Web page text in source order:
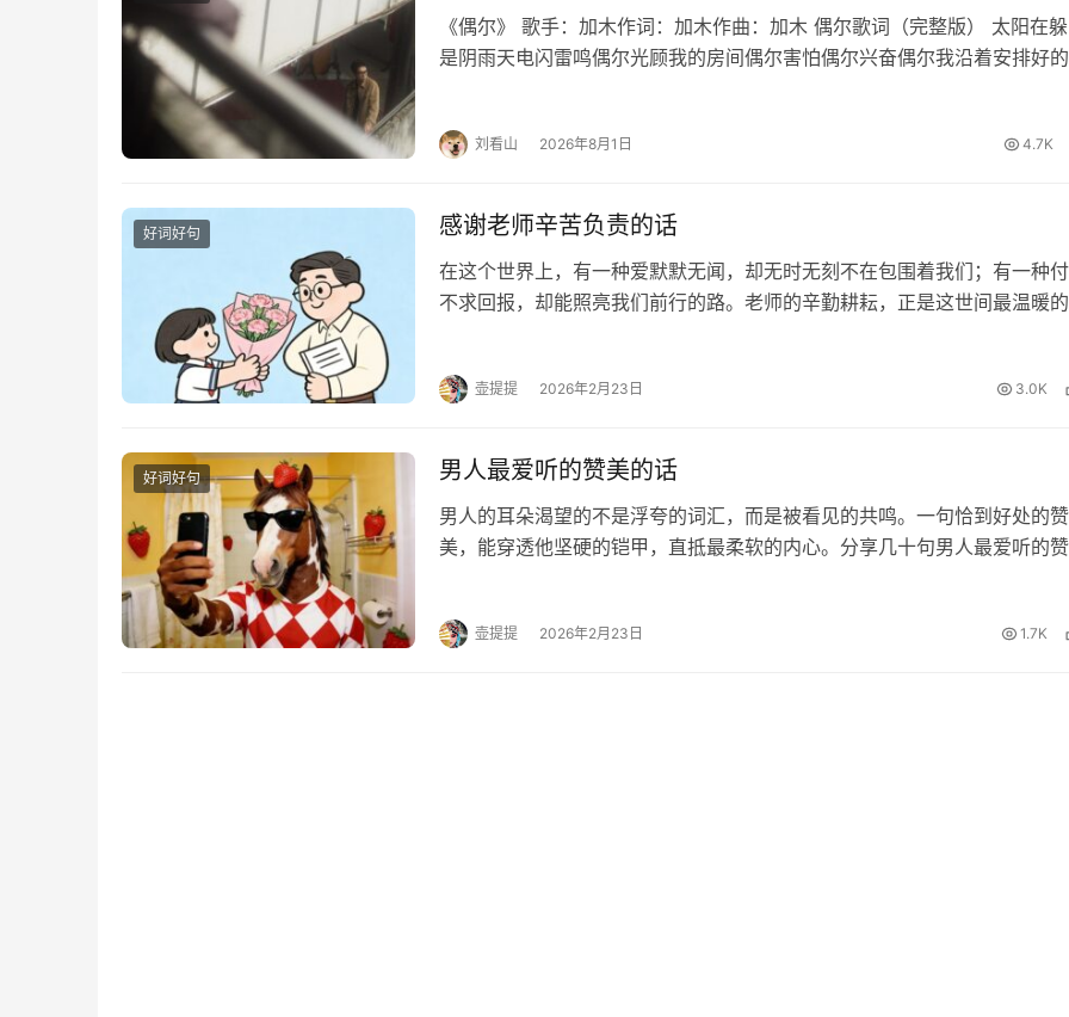
《偶尔》 歌手：加木作词：加木作曲：加木 偶尔歌词（完整版） 太阳在
是阴雨天电闪雷鸣偶尔光顾我的房间偶尔害怕偶尔兴奋偶尔我沿着安排好
刘看山 2026年8月1日 4.7K
好词好句 感谢老师辛苦负责的话
在这个世界上，有一种爱默默无闻，却无时无刻不在包围着我们；有一种
不求回报，却能照亮我们前行的路。老师的辛勤耕耘，正是这世间最温暖的
壶提提 2026年2月23日 3.0K
好词好句 男人最爱听的赞美的话
男人的耳朵渴望的不是浮夸的词汇，而是被看见的共鸣。一句恰到好处的赞
美，能穿透他坚硬的铠甲，直抵最柔软的内心。分享几十句男人最爱听的
壶提提 2026年2月23日 1.7K